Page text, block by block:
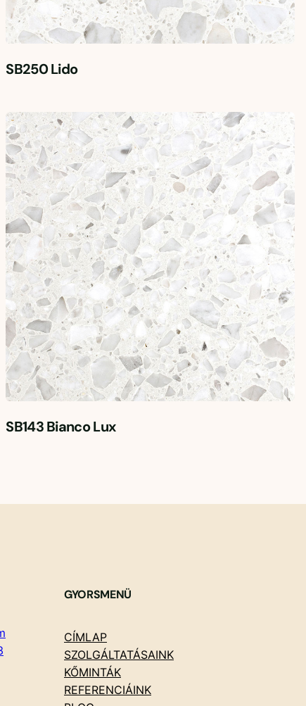
SB250 Lido
SB143 Bianco Lux
GYORSMENÜ
CÍMLAP
SZOLGÁLTATÁSAINK
KŐMINTÁK
REFERENCIÁINK